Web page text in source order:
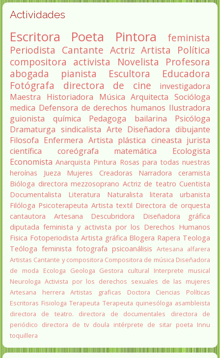
Actividades
Escritora Poeta Pintora
feminista
Periodista Cantante Actriz Artista
Política
compositora activista Novelista
Profesora
abogada
pianista Escultora
Educadora
Fotógrafa
directora de cine
investigadora
Maestra
Historiadora Música Arquitecta Socióloga
medica Defensora de derechos humanos Ilustradora
guionista
química Pedagoga bailarina
Psicóloga
Dramaturga sindicalista Arte Diseñadora dibujante
Filosofa Enfermera Artista plástica cineasta jurista
científica
coreógrafa matemática
Ecologista
Economista Anarquista Pintura Rosas para todas nuestras
heroínas
Jueza Mujeres Creadoras Narradora
ceramista
Bióloga directora mezzosoprano Actriz de teatro Cuentista
Documentalista
Literatura Naturalista literata
urbanista
Filóloga Psicoterapeuta Artista textil Directora de orquesta
cantautora
Artesana Descubridora
Diseñadora gráfica
diputada feminista y activista por los Derechos Humanos
Fisica Fotoperiodista Artista gráfica Blogera Rapera Teologa
Teóloga feminista fotografa psicoanálisis Artesana alfarera
Artistas Cantante y compositora Compositora de música Diseñadora
de moda
Ecologa Geologa Gestora cultural
Interprete musical
Neurologa Activista por los derechos sexuales de las mujeres
Artesana herrera
Artistas graficas
Doctora Ciencias Políticas
Escritoras Fisiologa Terapeuta Terapeuta quinesóloga asambleista
directora de teatro.
directora de documentales
directora de
periódico directora de tv doula intérprete de sitar poeta Innu
toquillera